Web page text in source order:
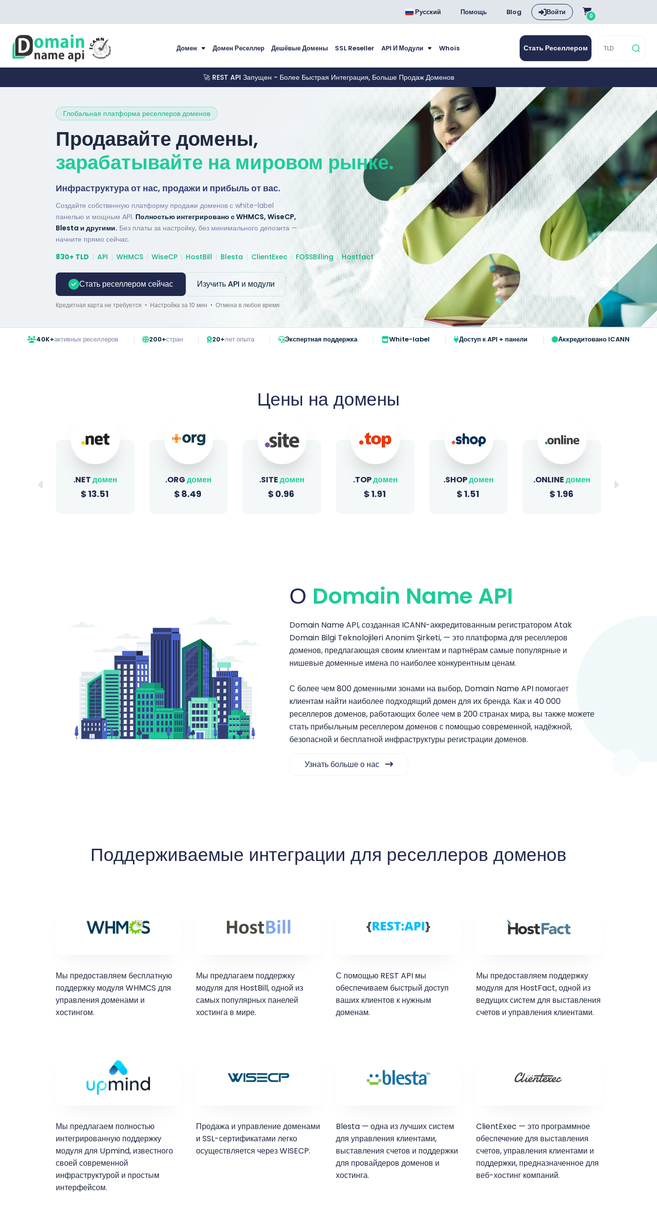
Русский Помощь Blog Войти 0
Домен Домен Реселлер Дешёвые Домены SSL Reseller API И Модули Whois Стать Реселлером
🚀 REST API Запущен - Более Быстрая Интеграция, Больше Продаж Доменов
Глобальная платформа реселлеров доменов
Продавайте домены,
зарабатывайте на мировом рынке.
Инфраструктура от нас, продажи и прибыль от вас.
Создайте собственную платформу продажи доменов с white-label
панелью и мощным API. Полностью интегрировано с WHMCS, WiseCP,
Blesta и другими. Без платы за настройку, без минимального депозита —
начните прямо сейчас.
830+ TLD
API WHMCS WiseCP HostBill Blesta ClientExec FOSSBilling Hostfact
Стать реселлером сейчас Изучить API и модули
Кредитная карта не требуется • Настройка за 10 мин • Отмена в любое время
40K+активных реселлеров 200+стран 20+лет опыта Экспертная поддержка White-label Доступ к API + панели Аккредитовано ICANN
Цены на домены
.ORGдомен
$ 8.49
.SITEдомен
$ 0.96
.TOPдомен
$1.91
.SHOPдомен
$ 1.51
.ONLINEдомен
$ 1.96
.BIZдомен
$22.49
О Domain Name API
Domain Name API, созданная ICANN-аккредитованным регистратором Atak
Domain Bilgi Teknolojileri Anonim Şirketi, — это платформа для реселлеров
доменов, предлагающая своим клиентам и партнёрам самые популярные и
нишевые доменные имена по наиболее конкурентным ценам.
С более чем 800 доменными зонами на выбор, Domain Name API помогает
клиентам найти наиболее подходящий домен для их бренда. Как и 40 000
реселлеров доменов, работающих более чем в 200 странах мира, вы также можете
стать прибыльным реселлером доменов с помощью современной, надёжной,
безопасной и бесплатной инфраструктуры регистрации доменов.
Узнать больше о нас
Поддерживаемые интеграции для реселлеров доменов
Мы предоставляем бесплатную
поддержку модуля WHMCS для
управления доменами и
хостингом.
Мы предлагаем поддержку
модуля для HostBill, одной из
самых популярных панелей
хостинга в мире.
С помощью REST API мы
обеспечиваем быстрый доступ
ваших клиентов к нужным
доменам.
Мы предоставляем поддержку
модуля для HostFact, одной из
ведущих систем для выставления
счетов и управления клиентами.
Мы предлагаем полностью
интегрированную поддержку
модуля для Upmind, известного
своей современной
инфраструктурой и простым
интерфейсом.
Продажа и управление доменами
и SSL-сертификатами легко
осуществляется через WISECP.
Blesta — одна из лучших систем
для управления клиентами,
выставления счетов и поддержки
для провайдеров доменов и
хостинга.
ClientExec — это программное
обеспечение для выставления
счетов, управления клиентами и
поддержки, предназначенное для
веб-хостинг компаний.